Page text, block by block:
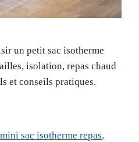
un petit sac isotherme
isolation, repas chaud
et conseils pratiques.
mini sac isotherme repas,